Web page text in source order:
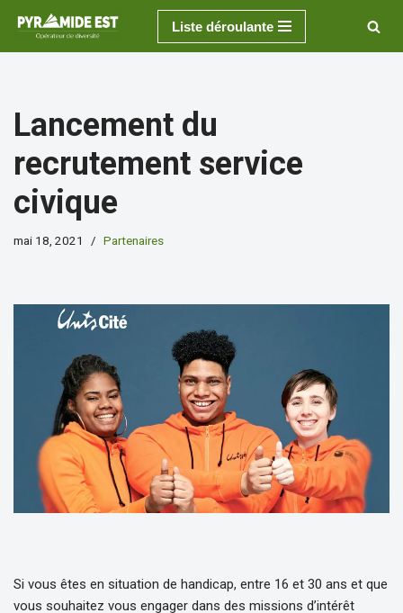
Aller
Liste déroulante
Lancement du
recrutement service
civique
mai 18, 2021 Partenaires
Si vous êtes en situation de handicap, entre 16 et 30 ans et que
vous souhaitez vous engager dans des missions d’intérêt